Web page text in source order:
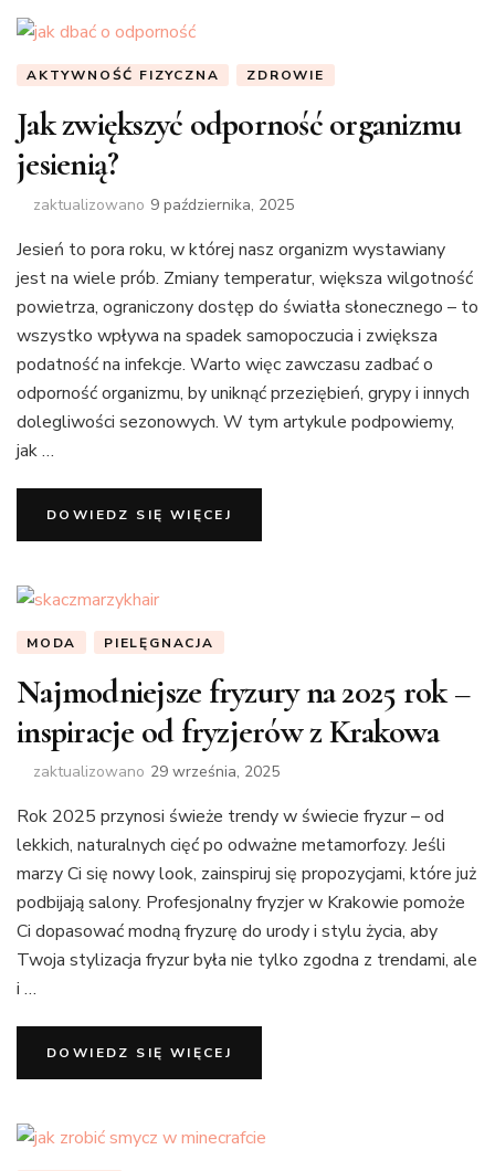
AKTYWNOŚĆ FIZYCZNA ZDROWIE
Jak zwiększyć odporność organizmu
jesienią?
zaktualizowano 9 października, 2025
Jesień to pora roku, w której nasz organizm wystawiany
jest na wiele prób. Zmiany temperatur, większa wilgotność
powietrza, ograniczony dostęp do światła słonecznego – to
wszystko wpływa na spadek samopoczucia i zwiększa
podatność na infekcje. Warto więc zawczasu zadbać o
odporność organizmu, by uniknąć przeziębień, grypy i innych
dolegliwości sezonowych. W tym artykule podpowiemy,
jak …
DOWIEDZ SIĘ WIĘCEJ
MODA PIELĘGNACJA
Najmodniejsze fryzury na 2025 rok –
inspiracje od fryzjerów z Krakowa
zaktualizowano 29 września, 2025
Rok 2025 przynosi świeże trendy w świecie fryzur – od
lekkich, naturalnych cięć po odważne metamorfozy. Jeśli
marzy Ci się nowy look, zainspiruj się propozycjami, które już
podbijają salony. Profesjonalny fryzjer w Krakowie pomoże
Ci dopasować modną fryzurę do urody i stylu życia, aby
Twoja stylizacja fryzur była nie tylko zgodna z trendami, ale
i …
DOWIEDZ SIĘ WIĘCEJ